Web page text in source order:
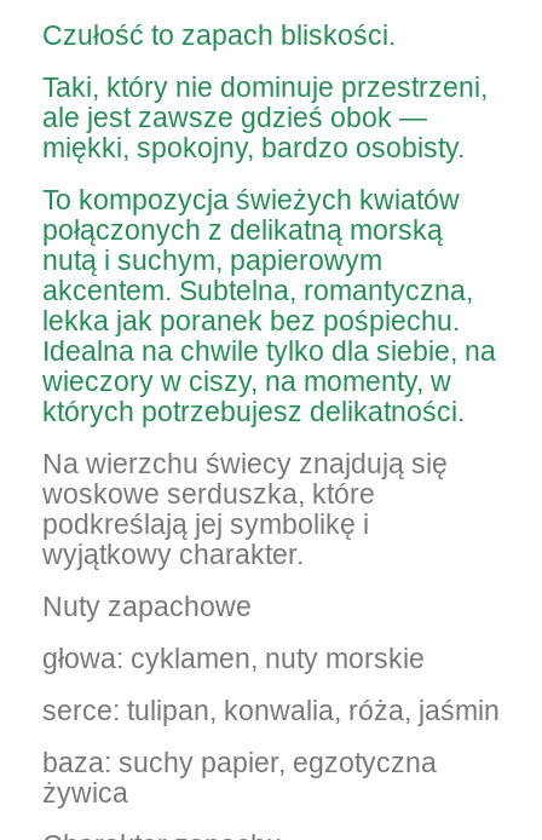
Czułość to zapach bliskości.
Taki, który nie dominuje przestrzeni,
ale jest zawsze gdzieś obok —
miękki, spokojny, bardzo osobisty.
To kompozycja świeżych kwiatów
połączonych z delikatną morską
nutą i suchym, papierowym
akcentem. Subtelna, romantyczna,
lekka jak poranek bez pośpiechu.
Idealna na chwile tylko dla siebie, na
wieczory w ciszy, na momenty, w
których potrzebujesz delikatności.
Na wierzchu świecy znajdują się
woskowe serduszka, które
podkreślają jej symbolikę i
wyjątkowy charakter.
Nuty zapachowe
głowa: cyklamen, nuty morskie
serce: tulipan, konwalia, róża, jaśmin
baza: suchy papier, egzotyczna
żywica